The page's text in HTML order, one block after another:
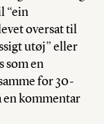
“ein
oversat til
utøj” eller
som en
for 30-
en kommentar